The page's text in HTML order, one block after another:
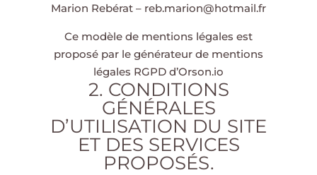
Marion Rebérat – reb.marion@hotmail.fr
Ce modèle de mentions légales est
proposé par le générateur de mentions
légales RGPD d’Orson.io
2. CONDITIONS
GÉNÉRALES
D’UTILISATION DU SITE
ET DES SERVICES
PROPOSÉS.